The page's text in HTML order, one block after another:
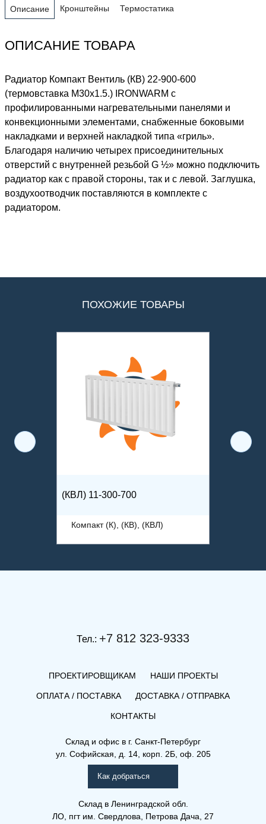
Описание Кронштейны Термостатика
ОПИСАНИЕ ТОВАРА
Радиатор Компакт Вентиль (КВ) 22-900-600
(термовставка М30х1.5.) IRONWARM с
профилированными нагревательными панелями и
конвекционными элементами, снабженные боковыми
накладками и верхней накладкой типа «гриль».
Благодаря наличию четырех присоединительных
отверстий с внутренней резьбой G ½» можно подключить
радиатор как с правой стороны, так и с левой. Заглушка,
воздухоотводчик поставляются в комплекте с
радиатором.
ПОХОЖИЕ ТОВАРЫ
(КВЛ) 11-300-700
Компакт (К), (КВ), (КВЛ)
Компакт (К), (КВ), (КВЛ)
Тел.: +7 812 323-9333
ПРОЕКТИРОВЩИКАМ НАШИ ПРОЕКТЫ
ОПЛАТА / ПОСТАВКА ДОСТАВКА / ОТПРАВКА
КОНТАКТЫ
Склад и офис в г. Санкт-Петербург
ул. Софийская, д. 14, корп. 2Б, оф. 205
Как добраться
Склад в Ленинградской обл.
ЛО, пгт им. Свердлова, Петрова Дача, 27